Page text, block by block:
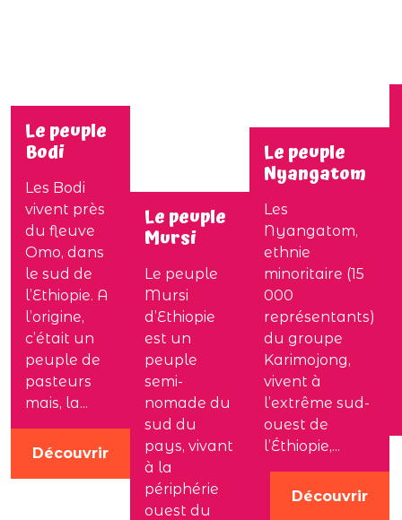
Le peuple
Bodi
Les Bodi
vivent près
du fleuve
Omo, dans
le sud de
l’Ethiopie. A
l’origine,
c’était un
peuple de
pasteurs
mais, la...
Découvrir
Le peuple
Mursi
Le peuple
Mursi
d’Ethiopie
est un
peuple
semi-
nomade du
sud du
pays, vivant
à la
périphérie
ouest du
Le peuple
Nyangatom
Les
Nyangatom,
ethnie
minoritaire (15
000
représentants)
du groupe
Karimojong,
vivent à
l’extrême sud-
ouest de
l’Éthiopie,...
Découvrir